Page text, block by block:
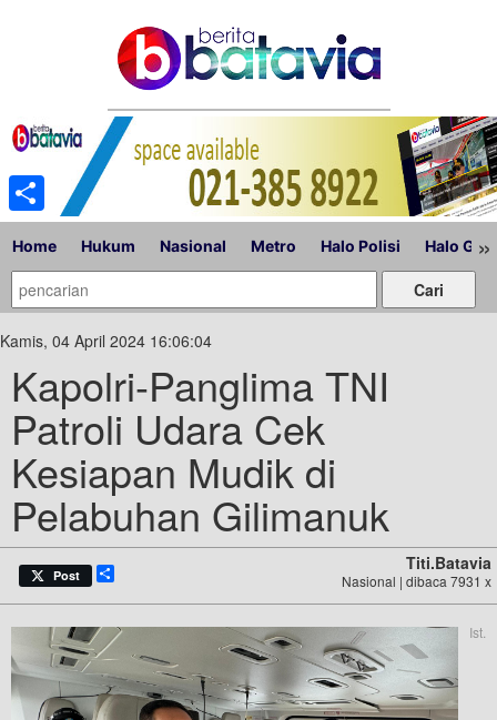
Home Hukum Nasional Metro Halo Polisi Halo »
Kamis, 04 April 2024 16:06:04
Kapolri-Panglima TNI
Patroli Udara Cek
Kesiapan Mudik di
Pelabuhan Gilimanuk
Post
Titi.batavia
Nasional | dibaca 7931 x
Ist.
Share